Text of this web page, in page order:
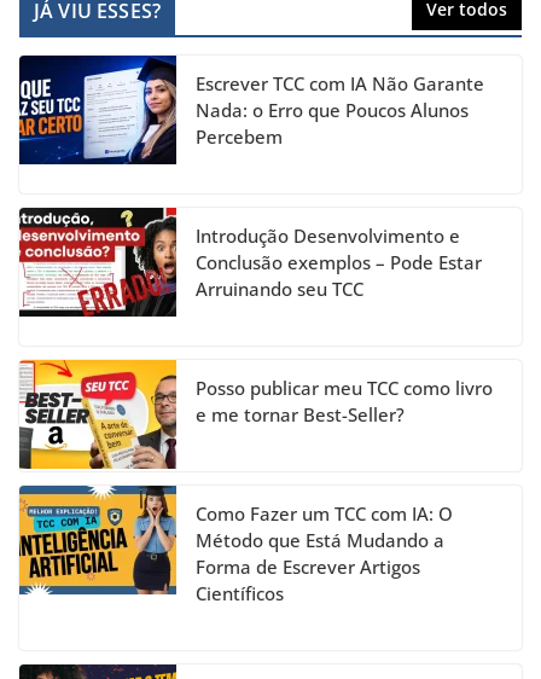
e
b
o
o
k
gr
a
m
e
dI
n
er T
u
b
e
h
a
n
el
JÁ VIU ESSES? Ver todos
Escrever TCC com IA Não Garante
Nada: o Erro que Poucos Alunos
Percebem
Introdução Desenvolvimento e
Conclusão exemplos – Pode Estar
Arruinando seu TCC
Posso publicar meu TCC como livro
e me tornar Best-Seller?
Como Fazer um TCC com IA: O
Método que Está Mudando a
Forma de Escrever Artigos
Científicos